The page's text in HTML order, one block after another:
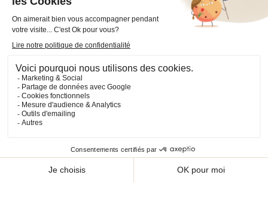

INFORMATIONS
PRODUITS 
NOS SERVICES
Plan du site Cookies
© 2026 - CHEVAL SHOP